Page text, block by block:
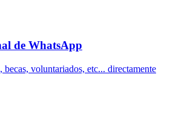
de WhatsApp
becas, voluntariados, etc... directamente